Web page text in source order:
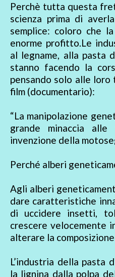
Perchè tutta questa
scienza prima di
semplice: coloro che
enorme profitto.Le
al legname, alla pasta
stanno facendo la
pensando solo alle loro
film (documentario):
“La manipolazione
grande minaccia
invenzione della
Perché alberi
Agli alberi
dare caratteristiche
di uccidere insetti,
crescere velocemente
alterare la
L’industria della pasta
la lignina dalla polpa